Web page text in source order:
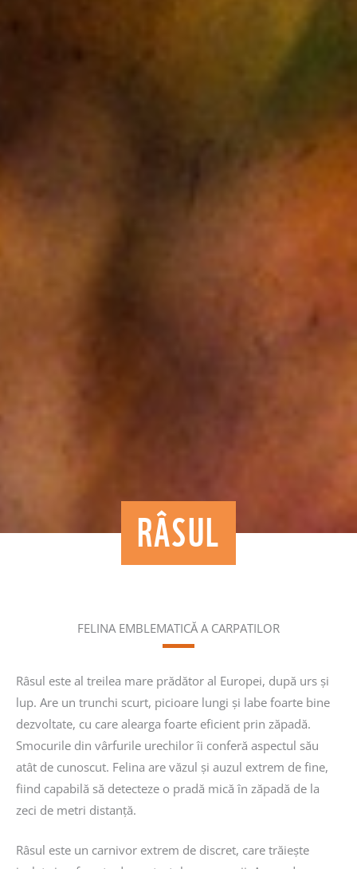
RÂSUL
FELINA EMBLEMATICĂ A CARPATILOR
Râsul este al treilea mare prădător al Europei, după urs și
lup. Are un trunchi scurt, picioare lungi și labe foarte bine
dezvoltate, cu care alearga foarte eficient prin zăpadă.
Smocurile din vârfurile urechilor îi conferă aspectul său
atât de cunoscut. Felina are văzul și auzul extrem de fine,
fiind capabilă să detecteze o pradă mică în zăpadă de la
zeci de metri distanță.
Râsul este un carnivor extrem de discret, care trăiește